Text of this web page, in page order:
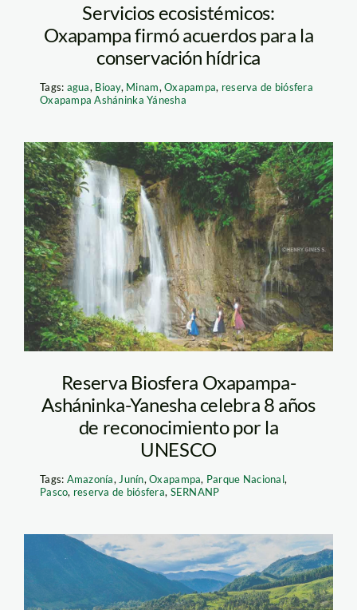
Servicios ecosistémicos:
Oxapampa firmó acuerdos para la
conservación hídrica
Tags: agua, Bioay, Minam,Oxapampa, reserva de biósfera
Oxapampa Asháninka Yánesha
BIOAY
Reserva Biosfera Oxapampa-
Asháninka-Yanesha celebra 8 años
de reconocimiento por la
UNESCO
Tags: Amazonía, Junín,Oxapampa, Parque Nacional,
Pasco, reserva de biósfera, SERNANP